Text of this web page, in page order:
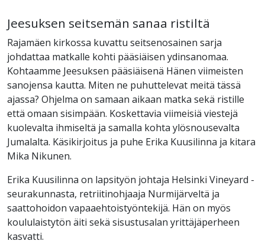
Jeesuksen seitsemän sanaa ristiltä
Rajamäen kirkossa kuvattu seitsenosainen sarja
johdattaa matkalle kohti pääsiäisen ydinsanomaa.
Kohtaamme Jeesuksen pääsiäisenä Hänen viimeisten
sanojensa kautta. Miten ne puhuttelevat meitä tässä
ajassa? Ohjelma on samaan aikaan matka sekä ristille
että omaan sisimpään. Koskettavia viimeisiä viestejä
kuolevalta ihmiseltä ja samalla kohta ylösnousevalta
Jumalalta. Käsikirjoitus ja puhe Erika Kuusilinna ja kitara
Mika Nikunen.
Erika Kuusilinna on lapsityön johtaja Helsinki Vineyard -
seurakunnasta, retriitinohjaaja Nurmijärveltä ja
saattohoidon vapaaehtoistyöntekijä. Hän on myös
koululaistytön äiti sekä sisustusalan yrittäjäperheen
kasvatti.